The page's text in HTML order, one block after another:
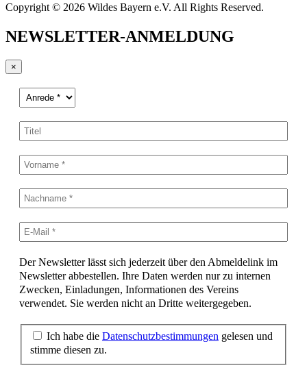
Copyright © 2026 Wildes Bayern e.V. All Rights Reserved.
NEWSLETTER-ANMELDUNG
×
Der Newsletter lässt sich jederzeit über den Abmeldelink im
Newsletter abbestellen. Ihre Daten werden nur zu internen
Zwecken, Einladungen, Informationen des Vereins
verwendet. Sie werden nicht an Dritte weitergegeben.
Ich habe die Datenschutzbestimmungen gelesen und
stimme diesen zu.